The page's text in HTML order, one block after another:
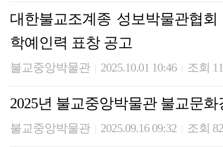
대한불교조계종 성보박물관협
학예인력 표창 공고
불교중앙박물관 2025.10.01 10:46 조회
2025년 불교중앙박물관 불교문
불교중앙박물관 2025.09.16 09:32 조회